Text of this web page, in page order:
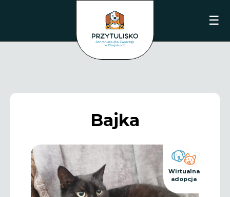
☰
Bajka
Wirtualna
adopcja